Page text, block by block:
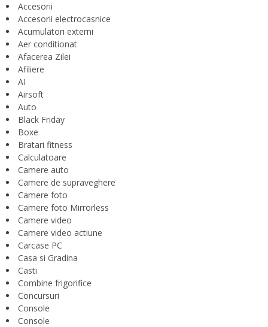
Accesorii
Accesorii electrocasnice
Acumulatori externi
Aer conditionat
Afacerea Zilei
Afiliere
AI
Airsoft
Auto
Black Friday
Boxe
Bratari fitness
Calculatoare
Camere auto
Camere de supraveghere
Camere foto
Camere foto Mirrorless
Camere video
Camere video actiune
Carcase PC
Casa si Gradina
Casti
Combine frigorifice
Concursuri
Console
Console